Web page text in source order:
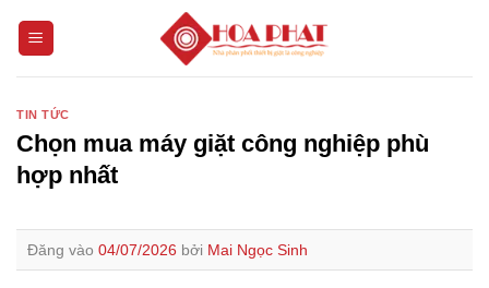
TIN TỨC
Chọn mua máy giặt công nghiệp phù
hợp nhất
Đăng vào 04/07/2026 bởi Mai Ngọc Sinh